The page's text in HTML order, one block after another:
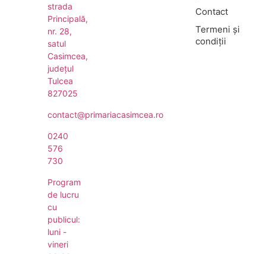
strada
Principală,
nr. 28,
satul
Casimcea,
județul
Tulcea
827025
contact@primariacasimcea.ro
0240
576
730
Program
de lucru
cu
publicul:
luni -
vineri
Contact
Termeni și
condiții